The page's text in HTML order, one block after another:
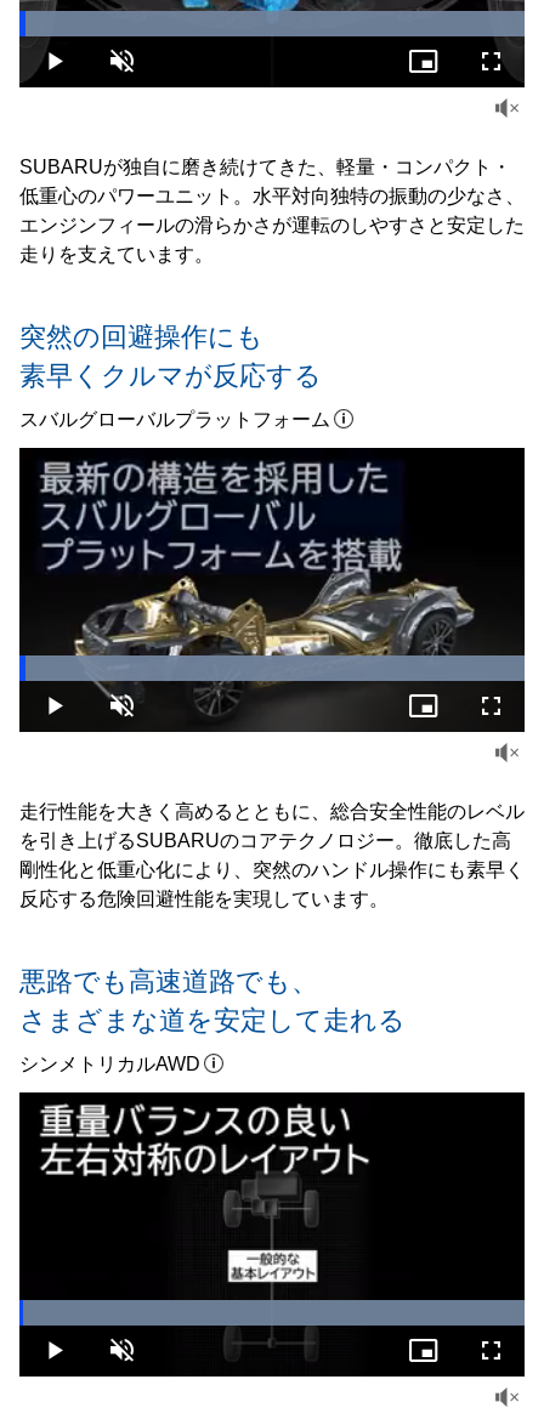
SUBARUが独自に磨き続けてきた、軽量・コンパクト・
低重心のパワーユニット。水平対向独特の振動の少なさ、
エンジンフィールの滑らかさが運転のしやすさと安定した
走りを支えています。
Play Unmute
100.00%
Picture-
in-
突然の回避操作にも
素早くクルマが反応する
スバルグローバルプラットフォーム
走行性能を大きく高めるとともに、総合安全性能のレベル
を引き上げるSUBARUのコアテクノロジー。徹底した高
剛性化と低重心化により、突然のハンドル操作にも素早く
反応する危険回避性能を実現しています。
Play Unmute
100.00%
Picture-
in-
悪路でも高速道路でも、
さまざまな道を安定して走れる
シンメトリカルAWD
Play Unmute
100.00%
Picture-
in-